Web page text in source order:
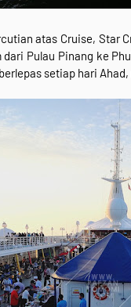
atas Cruise, Star
Pulau Pinang ke
setiap hari